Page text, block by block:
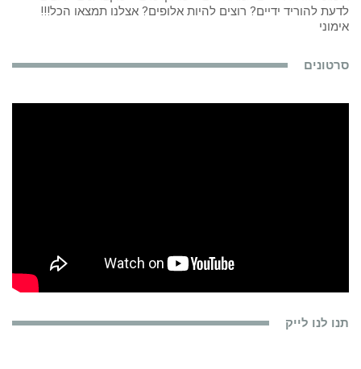
לדעת להוריד ידיים? רוצים להיות אלופים? אצלנו תמצאו הכל!!!
אימוני
סרטונים
תנו לנו לייק